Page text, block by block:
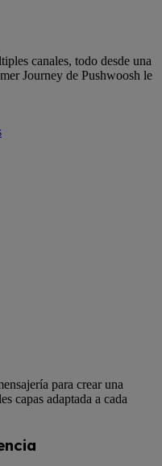
canales, todo desde una
Journey de Pushwoosh le
para crear una
capas adaptada a cada